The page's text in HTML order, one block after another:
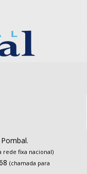
rede fixa nacional)
(chamada para